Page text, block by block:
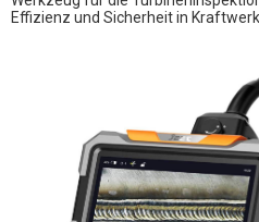
Effizienz und Sicherheit in